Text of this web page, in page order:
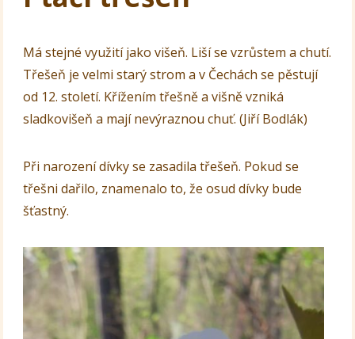
Má stejné využití jako višeň. Liší se vzrůstem a chutí.
Třešeň je velmi starý strom a v Čechách se pěstují
od 12. století. Křížením třešně a višně vzniká
sladkovišeň a mají nevýraznou chuť. (Jiří Bodlák)
Při narození dívky se zasadila třešeň. Pokud se
třešni dařilo, znamenalo to, že osud dívky bude
šťastný.